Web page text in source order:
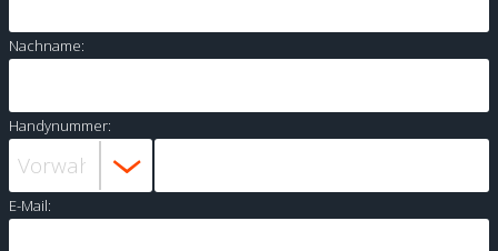
Nachname:
Handynummer:
E-Mail: